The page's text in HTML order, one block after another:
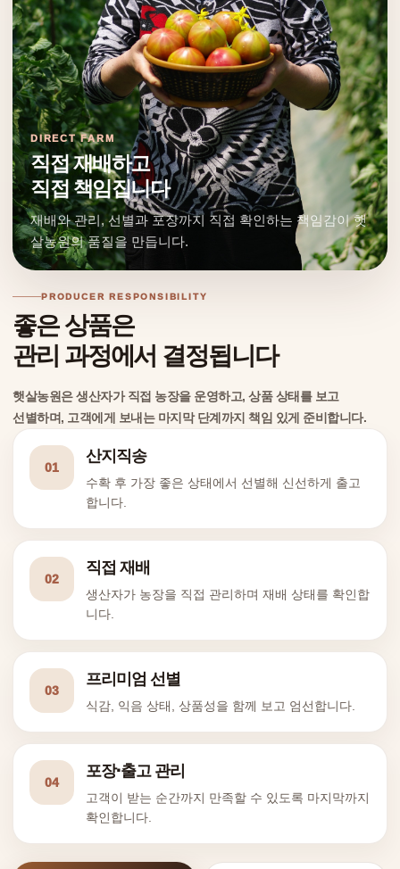
DIRECT FARM
직접 재배하고
직접 책임집니다
재배와 관리, 선별과 포장까지 직접 확인하는 책임감이 햇
살농원의 품질을 만듭니다.
PRODUCER RESPONSIBILITY
좋은 상품은
관리 과정에서 결정됩니다
햇살농원은 생산자가 직접 농장을 운영하고, 상품 상태를 보고
선별하며, 고객에게 보내는 마지막 단계까지 책임 있게 준비합니다.
01
산지직송
수확 후 가장 좋은 상태에서 선별해 신선하게 출고
합니다.
02
직접 재배
생산자가 농장을 직접 관리하며 재배 상태를 확인합
니다.
03
프리미엄 선별
식감, 익음 상태, 상품성을 함께 보고 엄선합니다.
04
포장·출고 관리
고객이 받는 순간까지 만족할 수 있도록 마지막까지
확인합니다.